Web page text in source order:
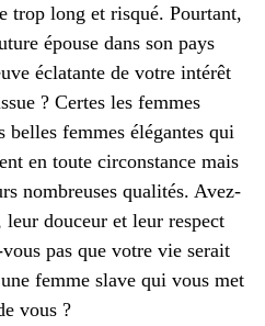
trop long et risqué. Pourtant,
épouse dans son pays
éclatante de votre intérêt
? Certes les femmes
belles femmes élégantes qui
en toute circonstance mais
nombreuses qualités. Avez-
douceur et leur respect
pas que votre vie serait
femme slave qui vous met
vous ?